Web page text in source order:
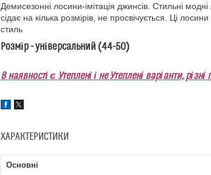
Демисезонні лосини-імітація джинсів. Стильні
сідає на кілька розмірів, не просвічується. Ці
стиль
Розмір - універсальний (44-50)
В наявності є Утеплені і не Утеплені варіанти, різні
ХАРАКТЕРИСТИКИ
Основні